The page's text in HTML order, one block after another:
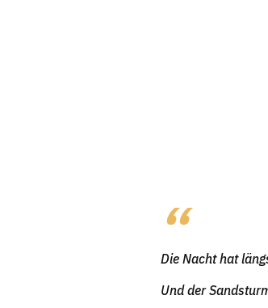
Die Nacht hat
Und der